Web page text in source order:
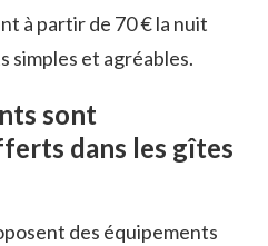
à partir de 70 € la nuit
simples et agréables.
sont
dans les gîtes
des équipements